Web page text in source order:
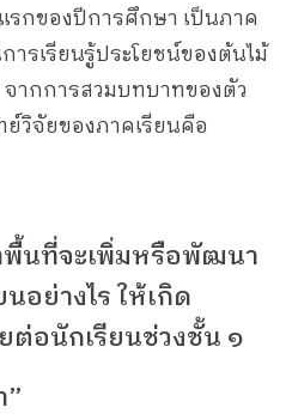
รกของปีการศึกษา เป็นภาค
ารเรียนรู้ประโยชน์ของต้นไม้
จากการสวมบทบาทของตัว
ย์วิจัยของภาคเรียนคือ
นที่จะเพิ่มหรือพัฒนา
อย่างไร ให้เกิด
ต่อนักเรียนช่วงชั้น ๑